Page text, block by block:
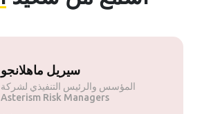
سولي موتسواني
المؤسس والرئيس التنفيذي لشركة
Mogen Pty Ltd